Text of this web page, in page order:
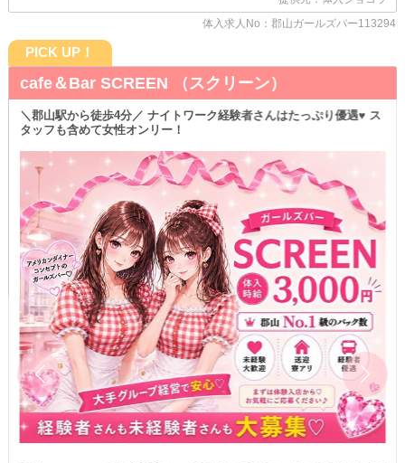
退勤後は始発を待ったり、タクシーを呼んだりせずに帰れるのも強
公共交通機関と違って、時間の遅延も少ないのも注目ポイントです
◇生活面のサポートが充実◇
￣￣￣￣￣￣￣￣￣￣￣￣￣
「これから一人暮らしを始めたい…」
「移籍するならお店の近くに住みたい…」
こんな願いも《寮》を完備している当店なら叶えられちゃいます♪
お仕事と新居を同時に決められるチャンスをお見逃しなくっ♥
「ここ、良いなぁ…♪」とピンときた、そこのあなた！！
ご応募・体入は随時受付中です◎
体入求人No：郡山ガールズバー113294
PICK UP！
cafe＆Bar SCREEN （スクリーン）
＼郡山駅から徒歩4分／ ナイトワーク経験者さんはたっぷり優遇♥ ス
タッフも含めて女性オンリー！